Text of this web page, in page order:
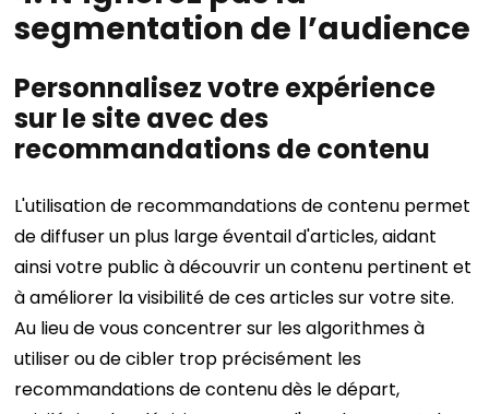
segmentation de l’audience
Personnalisez votre expérience
sur le site avec des
recommandations de contenu
L'utilisation de recommandations de contenu permet
de diffuser un plus large éventail d'articles, aidant
ainsi votre public à découvrir un contenu pertinent et
à améliorer la visibilité de ces articles sur votre site.
Au lieu de vous concentrer sur les algorithmes à
utiliser ou de cibler trop précisément les
recommandations de contenu dès le départ,